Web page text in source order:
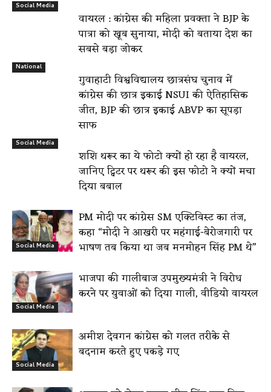
Social Media
वायरल : कांग्रेस की महिला प्रवक्ता ने BJP के
पात्रा को खूब सुनाया, मोदी को बताया देश का
सबसे बड़ा जोकर
National
गुवाहाटी विश्वविद्यालय छात्रसंघ चुनाव में
कांग्रेस की छात्र इकाई NSUI की ऐतिहासिक
जीत, BJP की छात्र इकाई ABVP का सूपड़ा
साफ
Social Media
शशि थरूर का ये फोटो क्यों हो रहा है वायरल,
जानिए ट्विटर पर थरूर की इस फोटो ने क्यों मचा
दिया बबाल
Social Media
PM मोदी पर कांग्रेस SM एक्टिविस्ट का तंज,
कहा “मोदी ने आखरी पर महंगाई-बेरोजगारी पर
भाषण तब किया था जब मनमोहन सिंह PM थे”
Social Media
भाजपा की गालीबाज उपमुख्यमंत्री ने विरोध
करने पर युवाओं को दिया गाली, वीडियो वायरल
Social Media
अमीश देवगन कांग्रेस को गलत तरीके से
बदनाम करते हुए पकड़े गए